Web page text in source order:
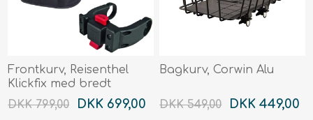
Frontkurv, Reisenthel
Klickfix med bredt
beslag
DKK 799,00 DKK 699,00
Bagkurv, Corwin Alu
DKK 549,00 DKK 449,00